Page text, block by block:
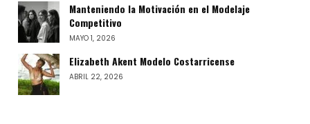
Manteniendo la Motivación en el Modelaje
Competitivo
MAYO 1, 2026
Elizabeth Akent Modelo Costarricense
ABRIL 22, 2026